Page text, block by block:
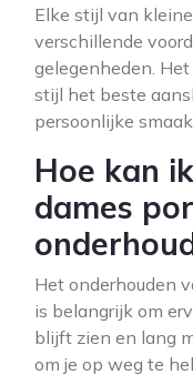
Elke stijl van
verschillende
gelegenheden.
stijl het beste
persoonlijke
Hoe kan
dames
Het onderhouden
is belangrijk om
blijft zien en lang
om je op weg te